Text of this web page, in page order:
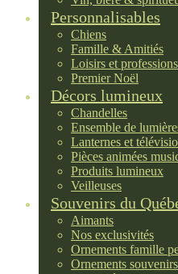
Personnalisables
Chiens
Famille & Amitiés
Loisirs et professions
Premier Noël
Décors lumineux
Chandelles
Ensemble de
Lanternes et
Pièces animées
Produits lumineux
Veilleuses
Souvenirs du
Aimants
Nos exclusivités
Ornements famille
Ornements souvenirs